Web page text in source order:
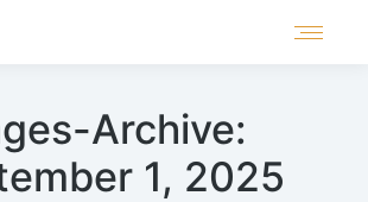
Archive:
1, 2025